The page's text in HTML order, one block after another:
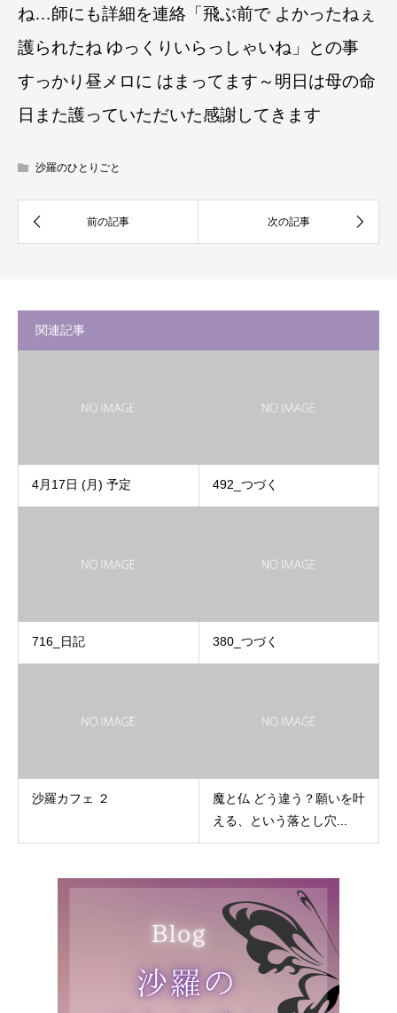
ね…師にも詳細を連絡「飛ぶ前で よかったねぇ
護られたね ゆっくりいらっしゃいね」との事
すっかり昼メロに はまってます～明日は母の命
日また護っていただいた感謝してきます
沙羅のひとりごと
関連記事
4月17日 (月) 予定 492_つづく
716_日記 380_つづく
沙羅カフェ ２
魔と仏 どう違う？願いを叶
える、という落とし穴...